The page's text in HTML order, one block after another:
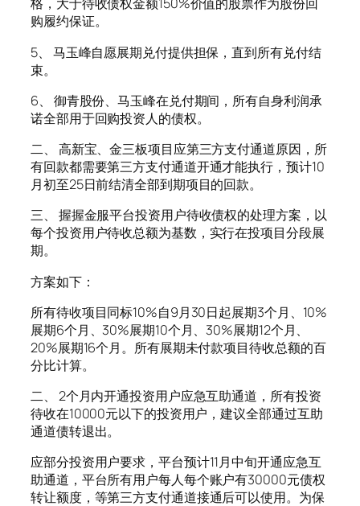
购履约保证。
5、 马玉峰自愿展期兑付提供担保，直到所有兑付结
束。
6、 御青股份、马玉峰在兑付期间，所有自身利润承
诺全部用于回购投资人的债权。
二、 高新宝、金三板项目应第三方支付通道原因，所
有回款都需要第三方支付通道开通才能执行，预计10
月初至25日前结清全部到期项目的回款。
三、 握握金服平台投资用户待收债权的处理方案，以
每个投资用户待收总额为基数，实行在投项目分段展
期。
方案如下：
所有待收项目同标10%自9月30日起展期3个月、10%
展期6个月、30%展期10个月、30%展期12个月、
20%展期16个月。所有展期未付款项目待收总额的百
分比计算。
二、 2个月内开通投资用户应急互助通道，所有投资
待收在10000元以下的投资用户，建议全部通过互助
通道债转退出。
应部分投资用户要求，平台预计11月中旬开通应急互
助通道，平台所有用户每人每个账户有30000元债权
转让额度，等第三方支付通道接通后可以使用。为保